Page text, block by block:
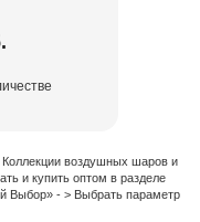
воздушных шаров и
и купить оптом в разделе
Выбор» - > Выбрать параметр